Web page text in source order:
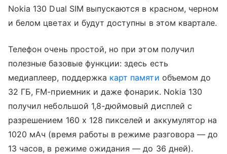
Nokia 130 Dual SIM выпускаются в красном, черном
и белом цветах и будут доступны в этом квартале.
Телефон очень простой, но при этом получил
полезные базовые функции: здесь есть
медиаплеер, поддержка карт памяти объемом до
32 ГБ, FM-приемник и даже фонарик. Nokia 130
получил небольшой 1,8-дюймовый дисплей с
разрешением 160 х 128 пикселей и аккумулятор на
1020 мАч (время работы в режиме разговора — до
13 часов, в режиме ожидания — до 36 дней).